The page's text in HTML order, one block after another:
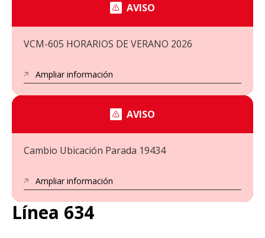
AVISO
VCM-605 HORARIOS DE VERANO 2026
Ampliar información
AVISO
Cambio Ubicación Parada 19434
Ampliar información
Línea 634